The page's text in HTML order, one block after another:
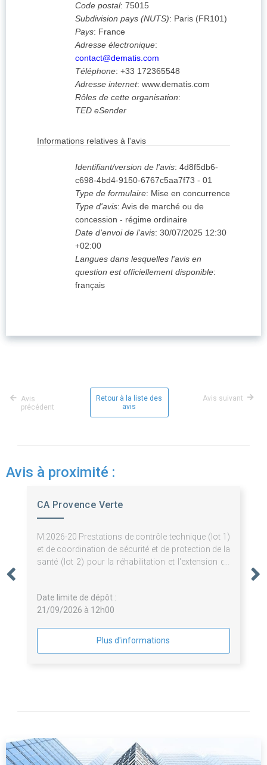
Code postal: 75015
Subdivision pays (NUTS): Paris (FR101)
Pays: France
Adresse électronique:
contact@dematis.com
Téléphone: +33 172365548
Adresse internet: www.dematis.com
Rôles de cette organisation:
TED eSender
Informations relatives à l'avis
Identifiant/version de l'avis: 4d8f5db6-
c698-4bd4-9150-6767c5aa7f73 - 01
Type de formulaire: Mise en concurrence
Type d'avis: Avis de marché ou de
concession - régime ordinaire
Date d'envoi de l'avis: 30/07/2025 12:30
+02:00
Langues dans lesquelles l'avis en
question est officiellement disponible:
français
Avis
précédent
Retour à la liste des
avis
Avis suivant
Avis à proximité :
CA Provence Verte
M.2026-20 Prestations de contrôle technique (lot 1)
et de coordination de sécurité et de protection de la
santé (lot 2) pour la réhabilitation et l'extension du
Date limite de dépôt :
21/09/2026 à 12h00
Plus d'informations